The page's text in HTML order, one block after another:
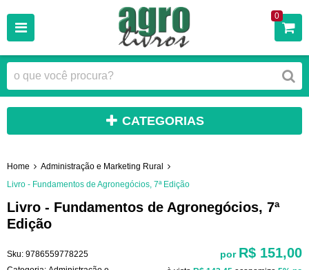
0
CATEGORIAS
Home
Administração e Marketing Rural
Livro - Fundamentos de Agronegócios, 7ª Edição
Livro - Fundamentos de Agronegócios, 7ª
Edição
Sku: 9786559778225
por R$ 151,00